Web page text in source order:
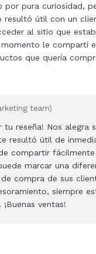
por pura curiosidad,
resultó útil con un
al sitio que
momento le compartí
que quería
team)
tu reseña! Nos alegra
resultó útil de
compartir
marcar una
compra de sus
siempre
ventas!